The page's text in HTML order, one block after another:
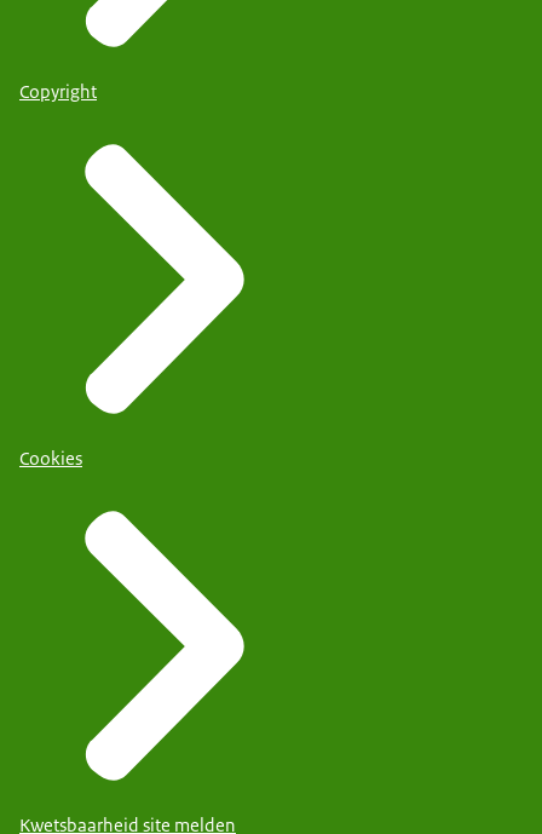
Copyright
Cookies
Kwetsbaarheid site melden